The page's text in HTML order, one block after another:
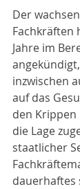
Der
Fachkräften
Jahre im
inzwischen
auf das
den Krippen
die Lage
staatlicher